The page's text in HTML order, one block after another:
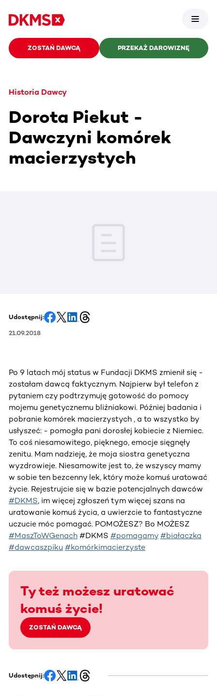
ZOSTAŃ DAWCĄ PRZEKAŻ DAROWIZNĘ
Historia Dawcy
Dorota Piekut -
Dawczyni komórek
macierzystych
Udostępnij:
21.09.2018
Po 9 latach mój status w Fundacji DKMS zmienił się -
zostałam dawcą faktycznym. Najpierw był telefon z
pytaniem czy podtrzymuję gotowość do pomocy
mojemu genetycznemu bliźniakowi. Później badania i
pobranie komórek macierzystych , a to wszystko by
usłyszeć: - pomogła pani dorosłej kobiecie z Niemiec.
To coś niesamowitego, pięknego, emocje sięgnęły
zenitu. Mam nadzieję, że moja siostra genetyczna
wyzdrowieje. Niesamowite jest to, że wszyscy mamy
w sobie ten bezcenny lek, który może komuś uratować
życie. Rejestrujcie się w bazie potencjalnych dawców
#DKMS, im więcej zgłoszeń tym więcej szans na
uratowanie komuś życia, a uwierzcie to fantastyczne
uczucie móc pomagać. POMOŻESZ? Bo MOŻESZ
#MaszToWGenach #DKMS #pomagamy #białaczka
#dawcaszpiku #komórkimacierzyste
Ty też możesz uratować
komuś życie!
ZOSTAŃ DAWCĄ
Udostępnij: